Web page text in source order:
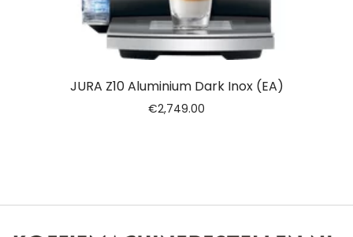
JURA Z10 Aluminium Dark Inox (EA)
€2,749.00